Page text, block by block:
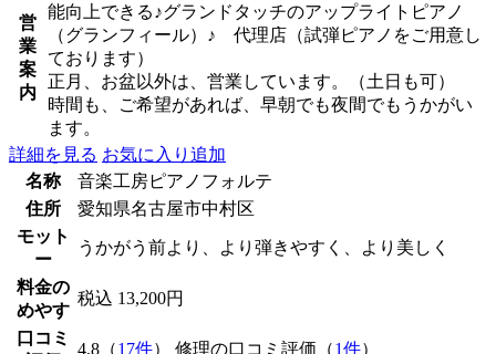
営
業
案
内
能向上できる♪グランドタッチのアップライトピアノ
（グランフィール）♪ 代理店（試弾ピアノをご用意し
ております）
正月、お盆以外は、営業しています。（土日も可）
時間も、ご希望があれば、早朝でも夜間でもうかがい
ます。
詳細を見る お気に入り追加
名称
音楽工房ピアノフォルテ
住所
愛知県名古屋市中村区
モット
ー
うかがう前より、より弾きやすく、より美しく
料金の
めやす
税込 13,200円
口コミ
4.8（17件） 修理の口コミ評価（1件）